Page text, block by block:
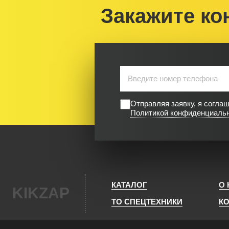
Закажите
Отправляя заявку, я
Политикой
KIKZAP КАТАЛОГ
О
ТО СПЕЦТЕХНИКИ